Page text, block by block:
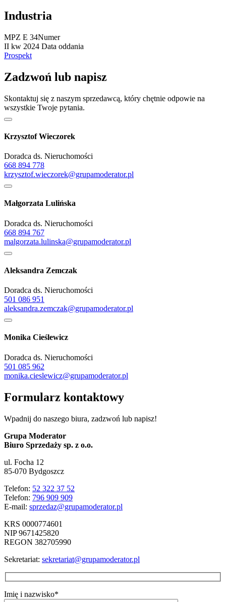
Industria
MPZ E 34Numer
II kw 2024 Data oddania
Prospekt
Zadzwoń lub napisz
Skontaktuj się z naszym sprzedawcą, który chętnie odpowie na
wszystkie Twoje pytania.
Krzysztof Wieczorek
Doradca ds. Nieruchomości
668 894 778
krzysztof.wieczorek@grupamoderator.pl
Małgorzata Lulińska
Doradca ds. Nieruchomości
668 894 767
malgorzata.lulinska@grupamoderator.pl
Aleksandra Zemczak
Doradca ds. Nieruchomości
501 086 951
aleksandra.zemczak@grupamoderator.pl
Monika Cieślewicz
Doradca ds. Nieruchomości
501 085 962
monika.cieslewicz@grupamoderator.pl
Formularz kontaktowy
Wpadnij do naszego biura, zadzwoń lub napisz!
Grupa Moderator
Biuro Sprzedaży sp. z o.o.
ul. Focha 12
85-070 Bydgoszcz
Telefon: 52 322 37 52
Telefon: 796 909 909
E-mail: sprzedaz@grupamoderator.pl
KRS 0000774601
NIP 9671425820
REGON 382705990
Sekretariat: sekretariat@grupamoderator.pl
Imię i nazwisko*